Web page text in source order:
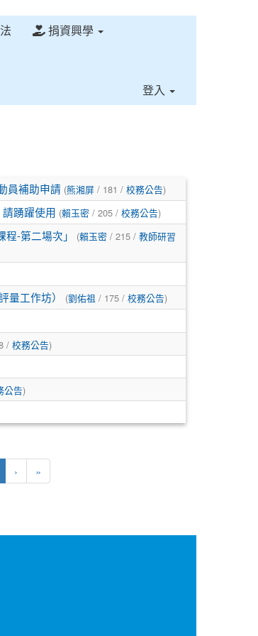
捐資興學
登入
員補助申請 (熊湘屏 / 181 / 校務公告)
踴躍使用 (賴玉密 / 205 / 校務公告)
-第二場次」 (賴玉密 / 215 / 教師研習
工作坊） (劉佑祖 / 175 / 校務公告)
/ 校務公告)
公告)
前頁次)
›下一頁
»最後頁